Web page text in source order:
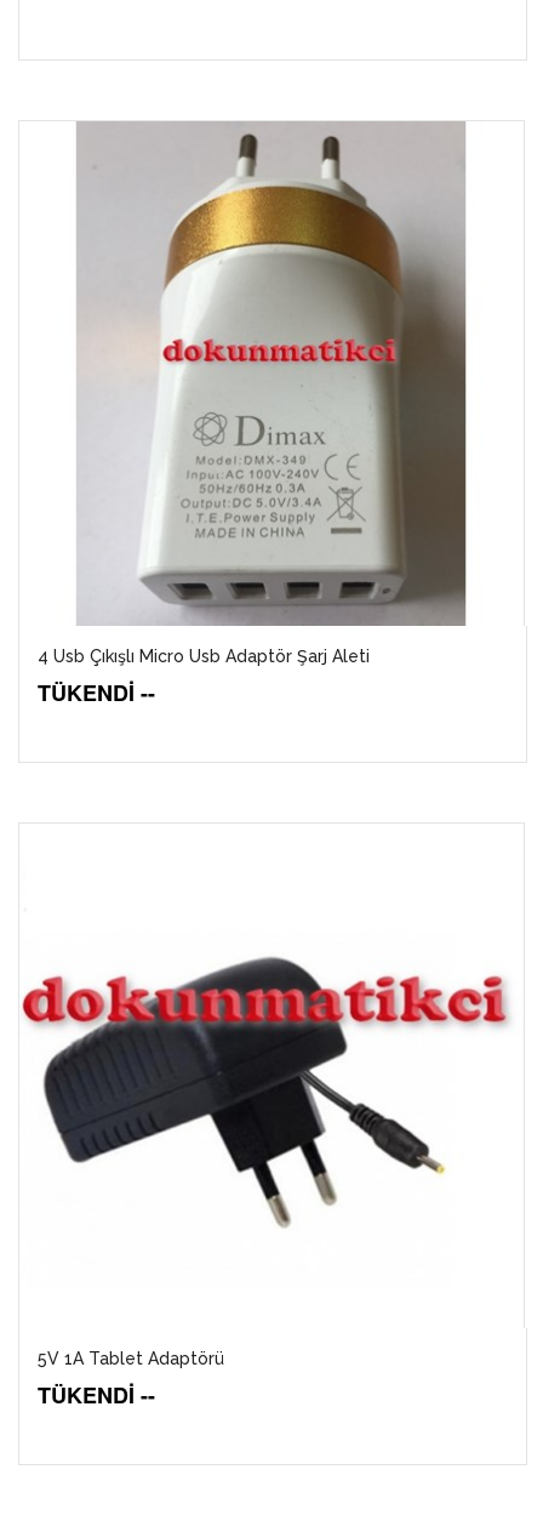
4 Usb Çıkışlı Micro Usb Adaptör Şarj Aleti
TÜKENDİ --
5V 1A Tablet Adaptörü
TÜKENDİ --